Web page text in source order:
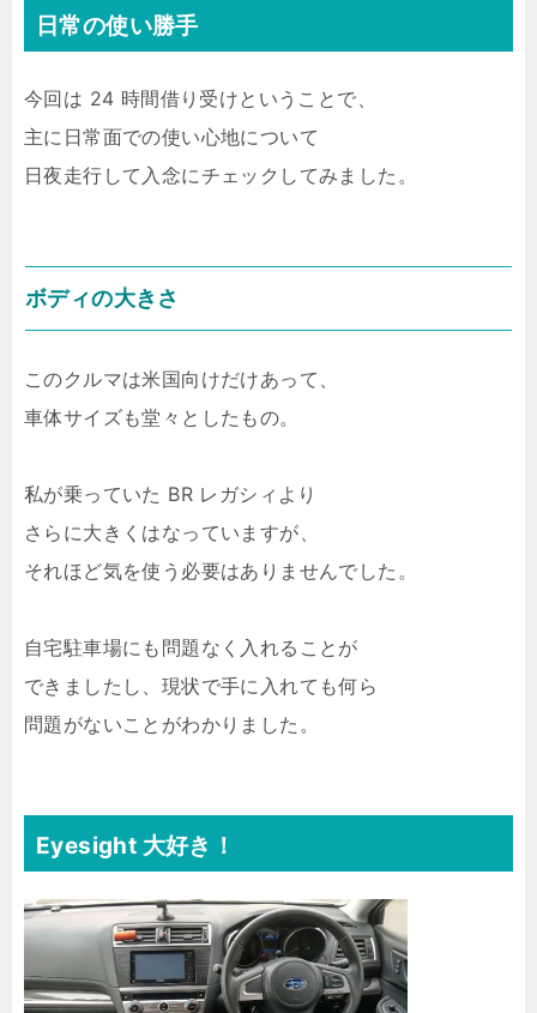
日常の使い勝手
今回は 24 時間借り受けということで、
主に日常面での使い心地について
日夜走行して入念にチェックしてみました。
ボディの大きさ
このクルマは米国向けだけあって、
車体サイズも堂々としたもの。
私が乗っていた BR レガシィより
さらに大きくはなっていますが、
それほど気を使う必要はありませんでした。
自宅駐車場にも問題なく入れることが
できましたし、現状で手に入れても何ら
問題がないことがわかりました。
Eyesight 大好き！